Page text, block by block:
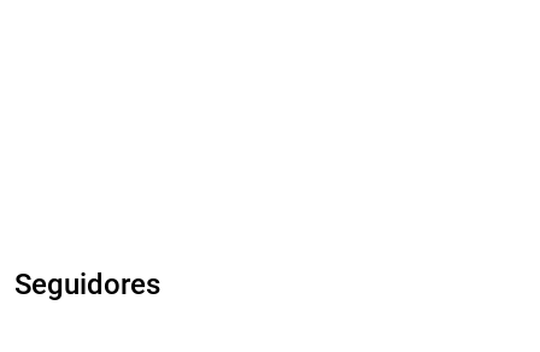
Seguidores